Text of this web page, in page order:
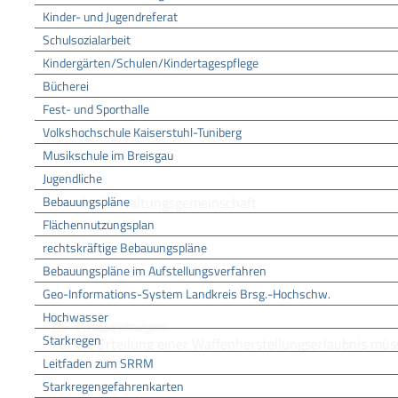
Kinder- und Jugendreferat
Schulsozialarbeit
Kindergärten/Schulen/Kindertagespflege
Bücherei
Fest- und Sporthalle
Volkshochschule Kaiserstuhl-Tuniberg
Musikschule im Breisgau
Jugendliche
Bebauungspläne
Flächennutzungsplan
rechtskräftige Bebauungspläne
Bebauungspläne im Aufstellungsverfahren
Geo-Informations-System Landkreis Brsg.-Hochschw.
Hochwasser
Starkregen
Leitfaden zum SRRM
Starkregengefahrenkarten
Dann benötigen Sie eine Waffenherstellungserlaubnis.
ZUSTÄNDIGE STELLE
die Kreispolizeibehörde
Kreispolizeibehörde ist, je nach Standort der
das Landratsamt,
die Stadtverwaltung (in Stadtkreisen und Großen
die Verwaltungsgemeinschaft
Fachbereich Ordnungsrecht und Ordnungswidrigkeiten [Landratsamt
LEISTUNGSDETAILS
Voraussetzungen
Für die Erteilung einer Waffenherstellungserlaubnis
mindestens 18 Jahre alt sein.